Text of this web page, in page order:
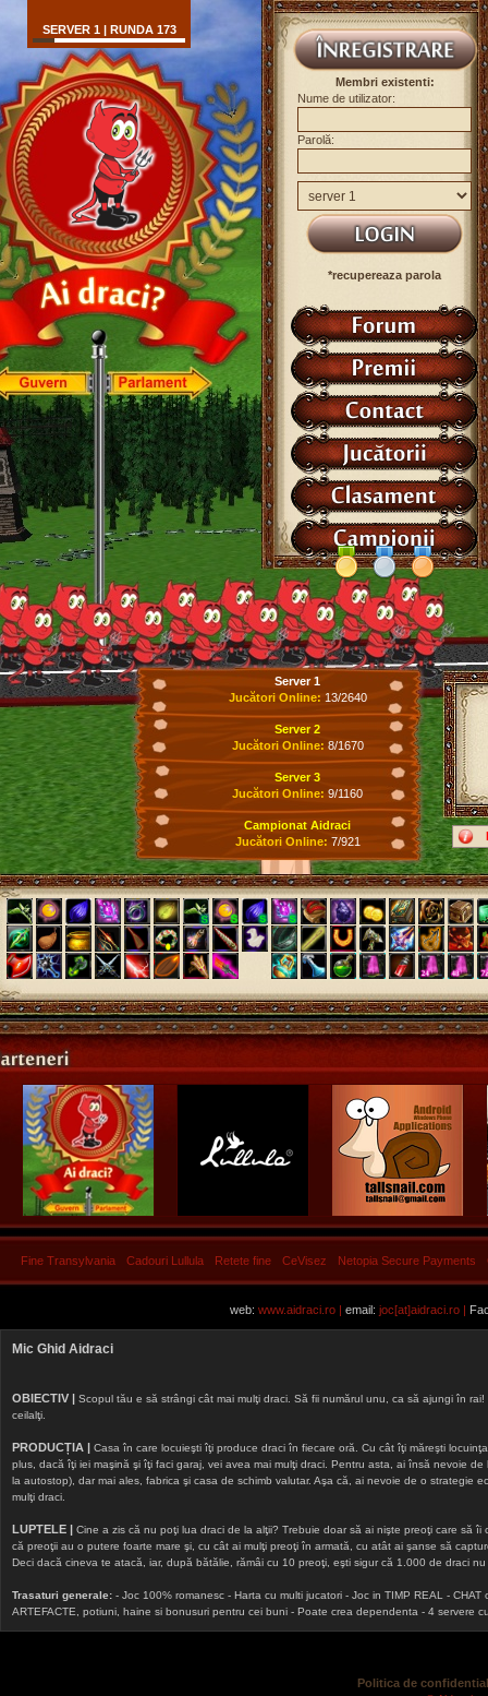
SERVER 1 | RUNDA 173
Membri existenti:
Nume de utilizator:
Parolă:
*recupereaza parola
Server 1
Jucători Online: 13/2640
Server 2
Jucători Online: 8/1670
Server 3
Jucători Online: 9/1160
Campionat Aidraci
Jucători Online: 7/921
Fine Transylvania Cadouri Lullula Retete fine CeVisez Netopia Secure Payments
web: www.aidraci.ro | email: joc[at]aidraci.ro |
Mic Ghid Aidraci
OBIECTIV | Scopul tău e să strângi cât mai mulţi draci. Să fii numărul unu, ca să ajungi în
ceilalţi.
PRODUCȚIA | Casa în care locuieşti îţi produce draci în fiecare oră. Cu cât îţi măreşti
plus, dacă îţi iei maşină şi îţi faci garaj, vei avea mai mulţi draci. Pentru asta, ai însă nevoie
la autostop), dar mai ales, fabrica şi casa de schimb valutar. Aşa că, ai nevoie de o strategie
mulţi draci.
LUPTELE | Cine a zis că nu poţi lua draci de la alţii? Trebuie doar să ai nişte preoţi care să
că preoţii au o putere foarte mare şi, cu cât ai mulţi preoţi în armată, cu atât ai şanse să
Deci dacă cineva te atacă, iar, după bătălie, rămâi cu 10 preoţi, eşti sigur că 1.000 de draci
Trasaturi generale: - Joc 100% romanesc - Harta cu multi jucatori - Joc in TIMP REAL -
ARTEFACTE, potiuni, haine si bonusuri pentru cei buni - Poate crea dependenta - 4 servere
Politica de